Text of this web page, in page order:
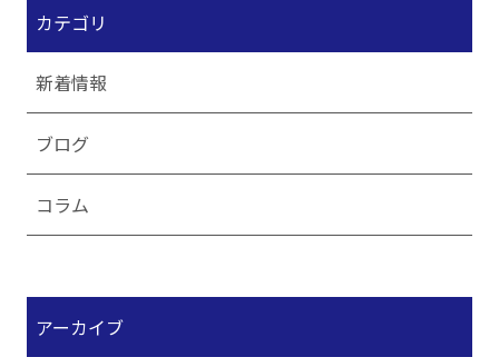
カテゴリ
新着情報
ブログ
コラム
アーカイブ